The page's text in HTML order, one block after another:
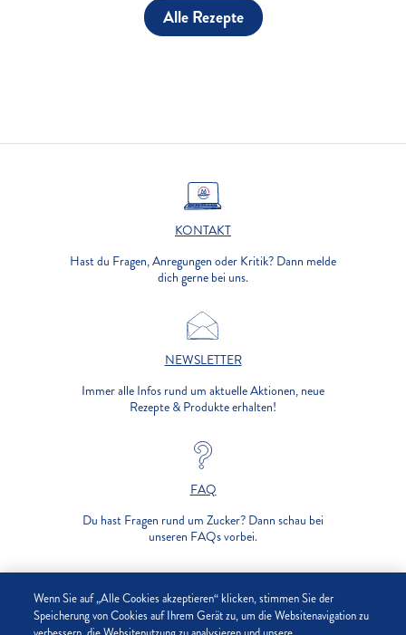
Alle Rezepte
KONTAKT
Hast du Fragen, Anregungen oder Kritik? Dann melde
dich gerne bei uns.
NEWSLETTER
Immer alle Infos rund um aktuelle Aktionen, neue
Rezepte & Produkte erhalten!
FAQ
Du hast Fragen rund um Zucker? Dann schau bei
unseren FAQs vorbei.
UNTERNEHMEN
Wenn Sie auf „Alle Cookies akzeptieren“ klicken, stimmen Sie der
Speicherung von Cookies auf Ihrem Gerät zu, um die Websitenavigation zu